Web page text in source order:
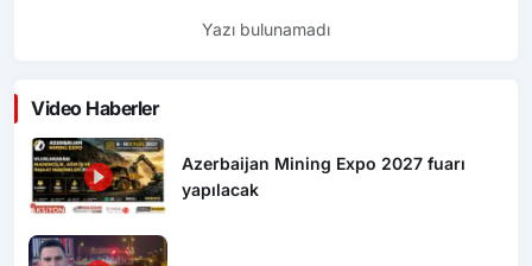
Yazı bulunamadı
Video Haberler
Azerbaijan Mining Expo 2027 fuarı
yapılacak